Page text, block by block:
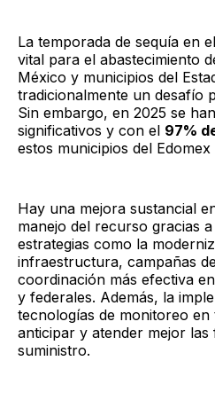
La temporada de sequía en
vital para el abastecimiento
México y municipios del
tradicionalmente un desafío
Sin embargo, en 2025 se
significativos y con el 97%
estos municipios del
Hay una mejora sustancial
manejo del recurso gracias
estrategias como la
infraestructura, campañas
coordinación más efectiva
y federales. Además, la
tecnologías de monitoreo
anticipar y atender mejor
suministro.